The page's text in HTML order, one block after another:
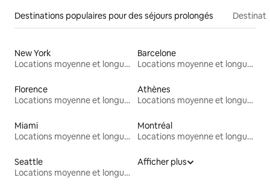
Destinations populaires pour des séjours prolongés
New York
Locations moyenne et longue durée
Barcelone
Locations moyenne et longue durée
Florence
Locations moyenne et longue durée
Athènes
Locations moyenne et longue durée
Miami
Locations moyenne et longue durée
Montréal
Locations moyenne et longue durée
Seattle
Locations moyenne et longue durée
Afficher plus